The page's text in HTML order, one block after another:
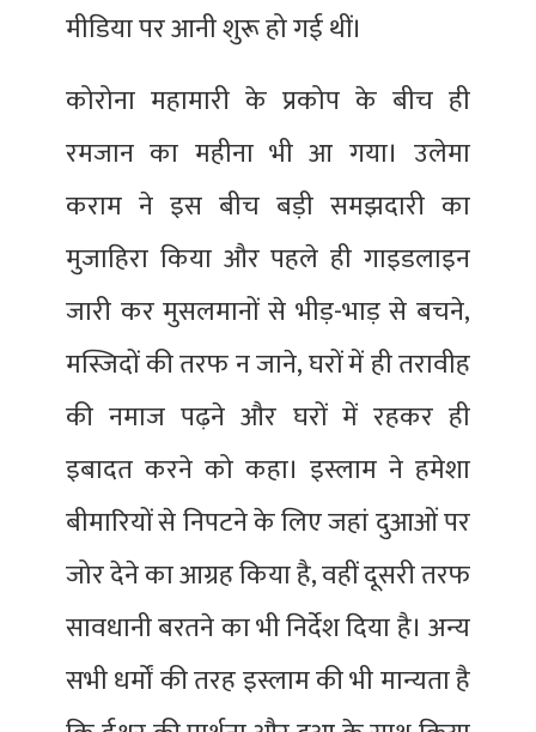
मीडिया पर आनी शुरू हो गई थीं।
कोरोना महामारी के प्रकोप के बीच ही
रमजान का महीना भी आ गया। उलेमा
कराम ने इस बीच बड़ी समझदारी का
मुजाहिरा किया और पहले ही गाइडलाइन
जारी कर मुसलमानों से भीड़-भाड़ से बचने,
मस्जिदों की तरफ न जाने, घरों में ही तरावीह
की नमाज पढ़ने और घरों में रहकर ही
इबादत करने को कहा। इस्लाम ने हमेशा
बीमारियों से निपटने के लिए जहां दुआओं पर
जोर देने का आग्रह किया है, वहीं दूसरी तरफ
सावधानी बरतने का भी निर्देश दिया है। अन्य
सभी धर्मों की तरह इस्लाम की भी मान्यता है